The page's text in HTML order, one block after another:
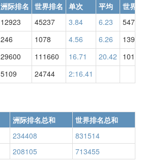
洲际排名 世界排名 单次 平均
世界
12923 45237 3.84 6.23
54761
246 1078 4.56 6.26
1392
29600 111660 16.71 20.42
5109 24744 2:16.41
洲际排名总和
世界排名总和
234408
831514
208105 713455